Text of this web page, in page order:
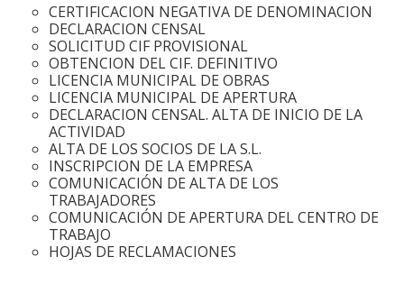
CERTIFICACION NEGATIVA DE DENOMINACION
DECLARACION CENSAL
SOLICITUD CIF PROVISIONAL
OBTENCION DEL CIF. DEFINITIVO
LICENCIA MUNICIPAL DE OBRAS
LICENCIA MUNICIPAL DE APERTURA
DECLARACION CENSAL. ALTA DE INICIO DE LA
ACTIVIDAD
ALTA DE LOS SOCIOS DE LA S.L.
INSCRIPCION DE LA EMPRESA
COMUNICACIÓN DE ALTA DE LOS
TRABAJADORES
COMUNICACIÓN DE APERTURA DEL CENTRO DE
TRABAJO
HOJAS DE RECLAMACIONES